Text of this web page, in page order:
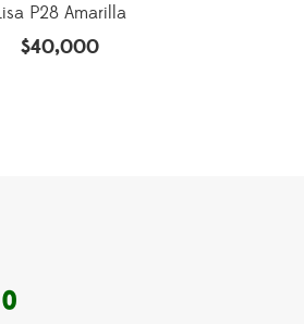
P28 Amarilla
$40,000